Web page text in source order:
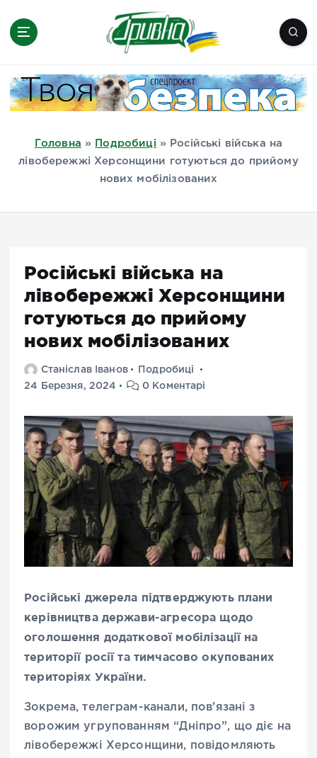
Миколаїв, Одеса, Мелітополь
Головна » Подробиці »
Російські війська на
лівобережжі Херсонщини готуються до прийому
нових мобілізованих
Російські війська на
лівобережжі Херсонщини
готуються до прийому
нових мобілізованих
Станіслав Іванов
Подробиці
24 Березня, 2024
0 Коментарі
Російські джерела підтверджують плани
керівництва держави-агресора щодо
оголошення додаткової мобілізації на
території росії та тимчасово окупованих
територіях України.
Зокрема, телеграм-канали, пов’язані з
ворожим угрупованням “Дніпро”, що діє на
лівобережжі Херсонщини, повідомляють